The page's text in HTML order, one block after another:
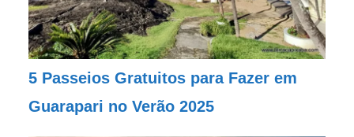
5 Passeios Gratuitos para Fazer em
Guarapari no Verão 2025